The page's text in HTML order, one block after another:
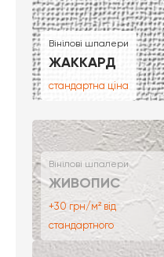
Вінілові шпалери
ЖАККАРД
стандартна ціна
Вінілові шпалери
ЖИВОПИС
+30 грн/м² від
стандартного